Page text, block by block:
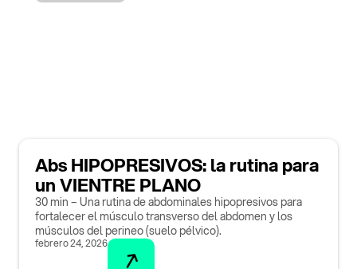
Abs HIPOPRESIVOS: la rutina para
un VIENTRE PLANO
30 min – Una rutina de abdominales hipopresivos para
fortalecer el músculo transverso del abdomen y los
músculos del perineo (suelo pélvico).
febrero 24, 2026